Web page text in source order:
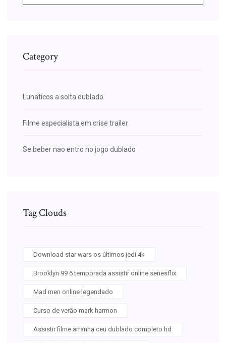
Category
Lunaticos a solta dublado
Filme especialista em crise trailer
Se beber nao entro no jogo dublado
Tag Clouds
Download star wars os últimos jedi 4k
Brooklyn 99 6 temporada assistir online seriesflix
Mad men online legendado
Curso de verão mark harmon
Assistir filme arranha ceu dublado completo hd